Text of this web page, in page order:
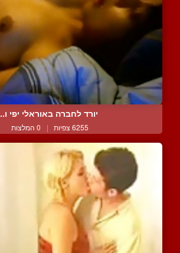
יורד לחברה באוראלי יפי
6255 צפיות | 0 המלצות